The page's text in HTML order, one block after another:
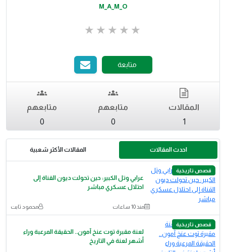
M_A_M_O
متابعة
المقالات
1
متابعهم
0
متابعهم
0
احدث المقالات المقالات الأكثر شعبية
قصص تاريخية
عرابي وتل الكبير: حين تحولت ديون القناة إلى
احتلال عسكري مباشر
منذ 10 ساعات محمود ثابت
قصص تاريخية
لعنة مقبرة توت عنخ آمون.. الحقيقة المرعبة وراء
أشهر لعنة في التاريخ